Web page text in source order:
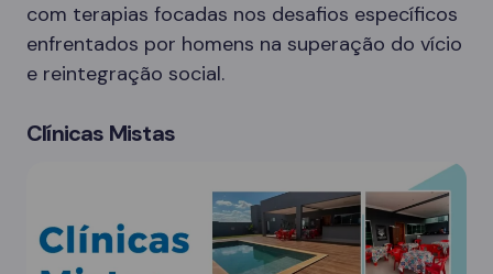
com terapias focadas nos desafios específicos
enfrentados por homens na superação do vício
e reintegração social.
Clínicas Mistas